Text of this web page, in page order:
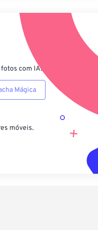
Aplicar a partir da
Salvar como predefinição
com IA.
Mágica
móveis.